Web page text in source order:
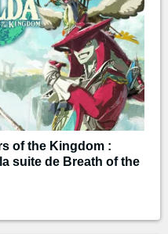
of the Kingdom :
suite de Breath of the